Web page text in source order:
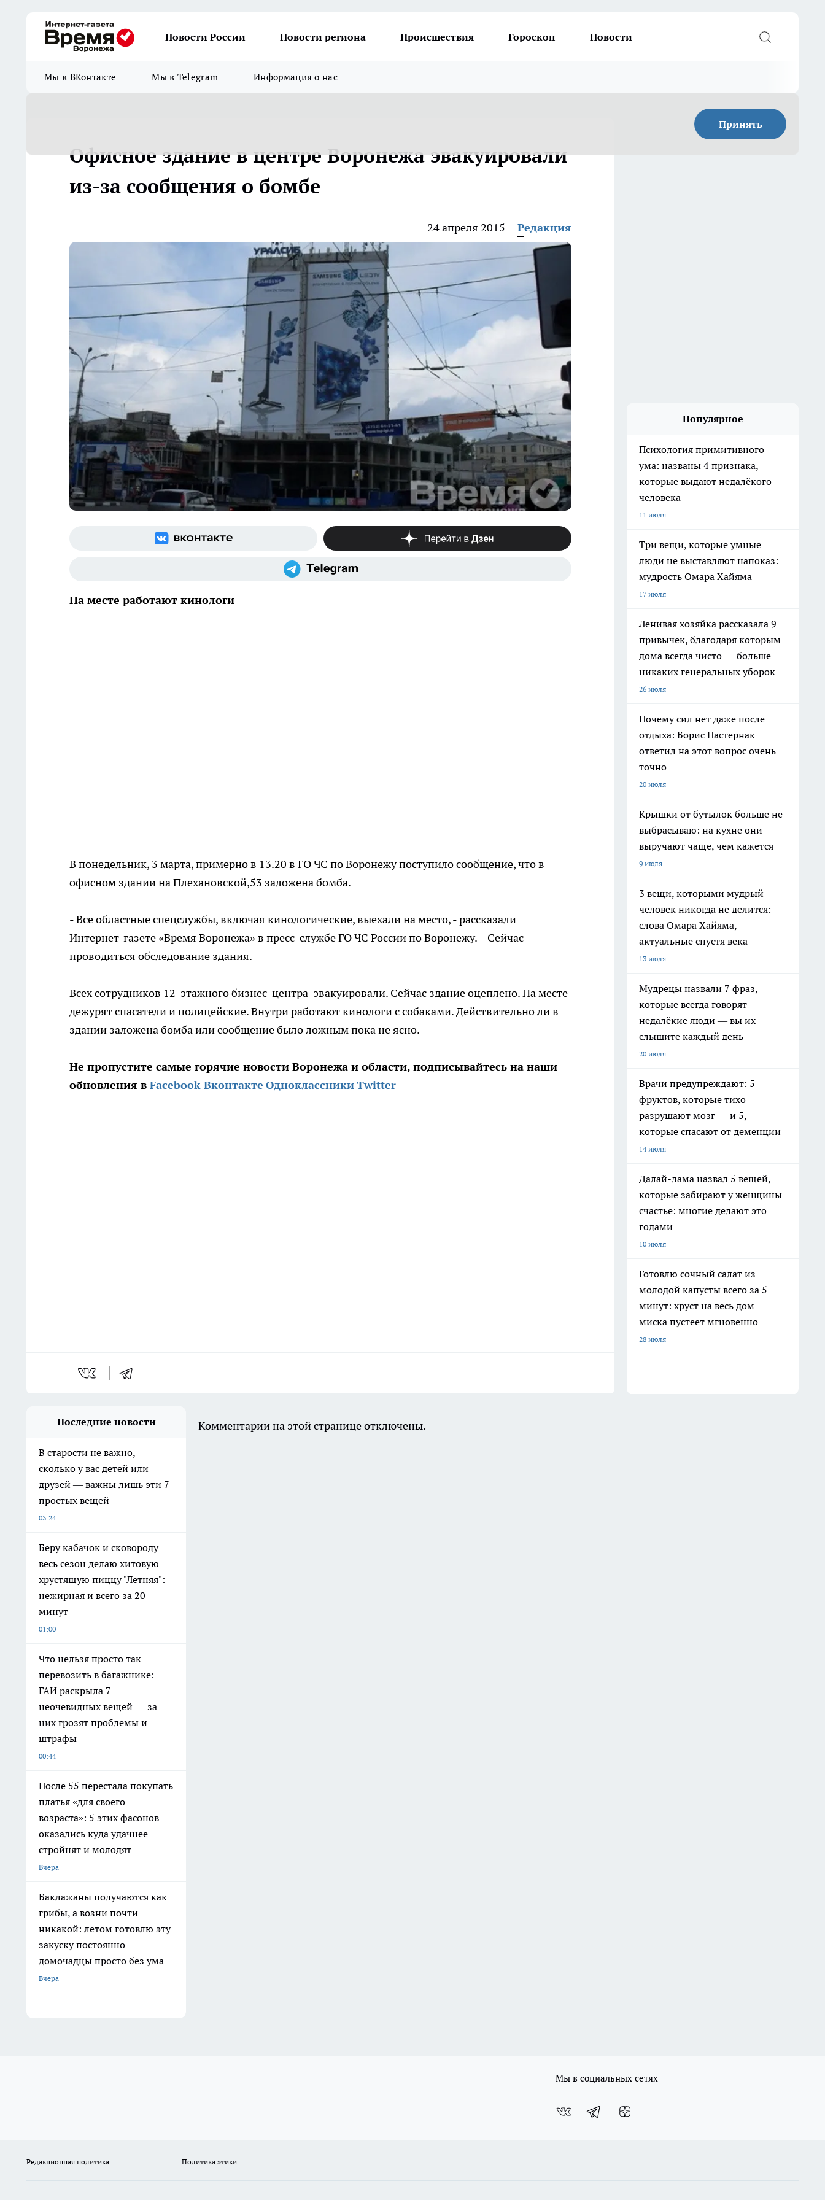
Новости России Новости региона Происшествия Гороскоп Новости
Мы в ВКонтакте Мы в Telegram Информация о нас
Принять
Офисное здание в центре Воронежа эвакуировали
из-за сообщения о бомбе
24 апреля 2015 Редакция
На месте работают кинологи
В понедельник, 3 марта, примерно в 13.20 в ГО ЧС по Воронежу поступило сообщение, что в
офисном здании на Плехановской,53 заложена бомба.
- Все областные спецслужбы, включая кинологические, выехали на место, - рассказали
Интернет-газете «Время Воронежа» в пресс-службе ГО ЧС России по Воронежу. – Сейчас
проводиться обследование здания.
Всех сотрудников 12-этажного бизнес-центра эвакуировали. Сейчас здание оцеплено. На месте
дежурят спасатели и полицейские. Внутри работают кинологи с собаками. Действительно ли в
здании заложена бомба или сообщение было ложным пока не ясно.
Не пропустите самые горячие новости Воронежа и области, подписывайтесь на наши
обновления в Facebook Вконтакте ОдноклассникиTwitter
Популярное
Психология примитивного
ума: названы 4 признака,
которые выдают недалёкого
человека
11 июля
Три вещи, которые умные
люди не выставляют напоказ:
мудрость Омара Хайяма
17 июля
Ленивая хозяйка рассказала 9
привычек, благодаря которым
дома всегда чисто — больше
никаких генеральных уборок
26 июля
Почему сил нет даже после
отдыха: Борис Пастернак
ответил на этот вопрос очень
точно
20 июля
Крышки от бутылок больше не
выбрасываю: на кухне они
выручают чаще, чем кажется
9 июля
3 вещи, которыми мудрый
человек никогда не делится:
слова Омара Хайяма,
актуальные спустя века
13 июля
Мудрецы назвали 7 фраз,
которые всегда говорят
недалёкие люди — вы их
слышите каждый день
20 июля
Врачи предупреждают: 5
фруктов, которые тихо
разрушают мозг — и 5,
которые спасают от деменции
14 июля
Далай-лама назвал 5 вещей,
которые забирают у женщины
счастье: многие делают это
годами
10 июля
Готовлю сочный салат из
молодой капусты всего за 5
минут: хруст на весь дом —
миска пустеет мгновенно
28 июля
Последние новости
В старости не важно,
сколько у вас детей или
друзей — важны лишь эти 7
простых вещей
03:24
Беру кабачок и сковороду —
весь сезон делаю хитовую
хрустящую пиццу "Летняя":
нежирная и всего за 20
минут
01:00
Что нельзя просто так
перевозить в багажнике:
ГАИ раскрыла 7
неочевидных вещей — за
них грозят проблемы и
штрафы
00:44
После 55 перестала покупать
платья «для своего
возраста»: 5 этих фасонов
оказались куда удачнее —
стройнят и молодят
Вчера
Баклажаны получаются как
грибы, а возни почти
никакой: летом готовлю эту
закуску постоянно —
домочадцы просто без ума
Вчера
Комментарии на этой странице отключены.
Мы в социальных сетях
Редакционная политика Политика этики